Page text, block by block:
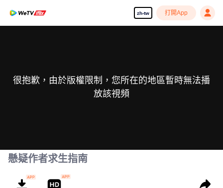
zh-tw 打開App
很抱歉，由於版權限制，您所在的地區暫時無法播
放該視頻
懸疑作者求生指南